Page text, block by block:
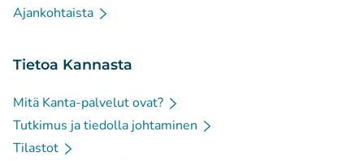
Ajankohtaista
Tietoa Kannasta
Mitä Kanta-palvelut ovat?
Tutkimus ja tiedolla johtaminen
Tilastot